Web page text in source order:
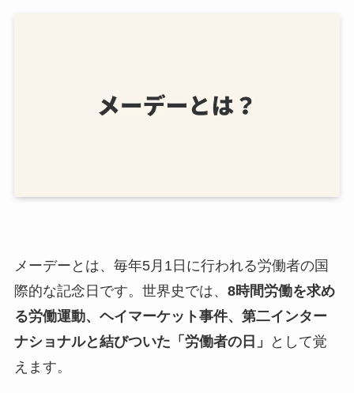
メーデーとは、毎年5月1日に行われる労働者の国
際的な記念日です。世界史では、 8時間労働を求め
る労働運動、ヘイマーケット事件、第二インター
ナショナルと結びついた「労働者の日」
として覚
えます。